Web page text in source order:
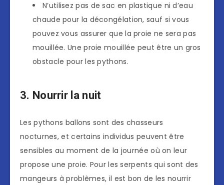
N’utilisez pas de sac en plastique ni d’eau
chaude pour la décongélation, sauf si vous
pouvez vous assurer que la proie ne sera pas
mouillée. Une proie mouillée peut être un gros
obstacle pour les pythons.
3. Nourrir la nuit
Les pythons ballons sont des chasseurs
nocturnes, et certains individus peuvent être
sensibles au moment de la journée où on leur
propose une proie. Pour les serpents qui sont des
mangeurs à problèmes, il est bon de les nourrir